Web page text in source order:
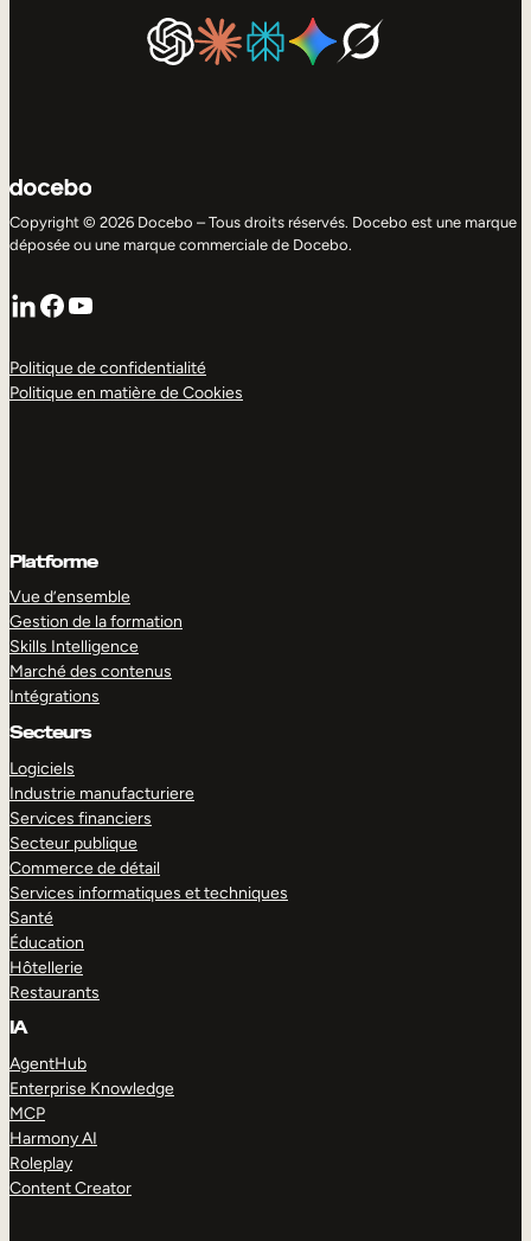
Copyright © 2026 Docebo – Tous droits réservés. Docebo est une marque
déposée ou une marque commerciale de Docebo.
LinkedIn
Facebook
YouTube
Politique de confidentialité
Politique en matière de Cookies
Platforme
Vue d’ensemble
Gestion de la formation
Skills Intelligence
Marché des contenus
Intégrations
Secteurs
Logiciels
Industrie manufacturiere
Services financiers
Secteur publique
Commerce de détail
Services informatiques et techniques
Santé
Éducation
Hôtellerie
Restaurants
IA
AgentHub
Enterprise Knowledge
MCP
Harmony AI
Roleplay
Content Creator